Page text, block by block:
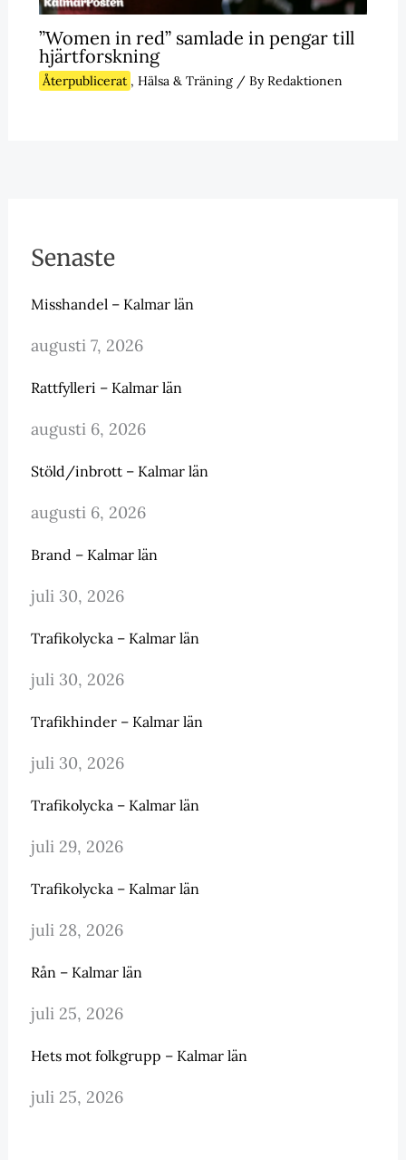
”Women in red” samlade in pengar till
hjärtforskning
Återpublicerat , Hälsa & Träning/ ByRedaktionen
Senaste
Misshandel – Kalmar län
augusti 7, 2026
Rattfylleri – Kalmar län
augusti 6, 2026
Stöld/inbrott – Kalmar län
augusti 6, 2026
Brand – Kalmar län
juli 30, 2026
Trafikolycka – Kalmar län
juli 30, 2026
Trafikhinder – Kalmar län
juli 30, 2026
Trafikolycka – Kalmar län
juli 29, 2026
Trafikolycka – Kalmar län
juli 28, 2026
Rån – Kalmar län
juli 25, 2026
Hets mot folkgrupp – Kalmar län
juli 25, 2026